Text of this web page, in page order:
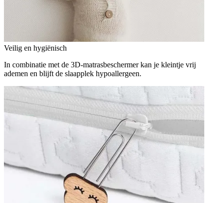
Veilig en hygiënisch
In combinatie met de 3D-matrasbeschermer kan je kleintje vrij
ademen en blijft de slaapplek hypoallergeen.